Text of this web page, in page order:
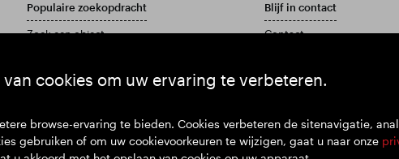
cookies om uw ervaring te verbeteren.
browse-ervaring te bieden. Cookies verbeteren de sitenavigatie,
gebruiken of om uw cookievoorkeuren te wijzigen, gaat u naar onze
Populaire zoekopdracht
Zoek een object
Download ons jaarverslag en jaarrekening
Blijf in contact
Contact